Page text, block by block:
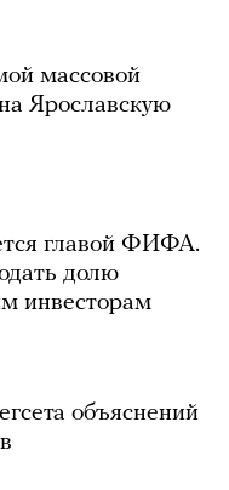
массовой
Ярославскую
главой ФИФА.
долю
инвесторам
объяснений